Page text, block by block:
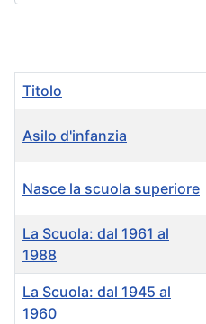
Titolo
Asilo d'infanzia
Nasce la scuola superiore
La Scuola: dal 1961 al
1988
La Scuola: dal 1945 al
1960